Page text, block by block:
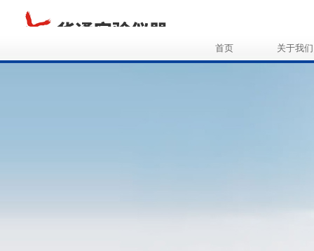
首页 关于我们